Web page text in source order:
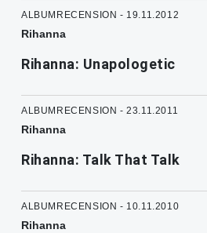
ALBUMRECENSION - 19.11.2012
Rihanna
Rihanna: Unapologetic
ALBUMRECENSION - 23.11.2011
Rihanna
Rihanna: Talk That Talk
ALBUMRECENSION - 10.11.2010
Rihanna